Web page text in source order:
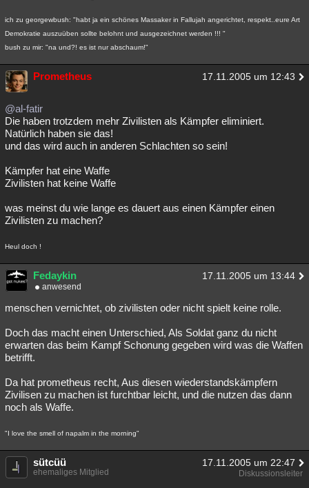
ich zu georgewbush: "habt ja ein schönes Massaker in Fallujah angerichtet, respekt..eure Art
Demokratie auszuüben sollte belohnt und ausgezeichnet werden !!! "
bush zu mir: "na und?! es ist nur abschaum!"
Prometheus 17.11.2005 um 12:43
@al-fatir
Die haben trotzdem mehr Zivilisten als Kämpfer eliminiert.
Natürlich haben sie das!
und das wird auch in anderen Schlachten so sein!
Kämpfer hat eine Waffe
Zivilisten hat keine Waffe
was meinst du wie lange es dauert aus einen Kämpfer einen
Zivilisten zu machen?
Heul doch !
Fedaykin 17.11.2005 um 13:44
anwesend
menschen vernichtet, ob zivilisten oder nicht spielt keine rolle.
Doch das macht einen Unterschied, Als Soldat ganz du nicht
erwarten das beim Kampf Schonung gegeben wird was die Waffen
betrifft.
Da hat prometheus recht, Aus diesen wiederstandskämpfern
Zivilisen zu machen ist furchtbar leicht, und die nutzen das dann
noch als Waffe.
"I love the smell of napalm in the morning"
sütcüü 17.11.2005 um 22:47
ehemaliges Mitglied Diskussionsleiter